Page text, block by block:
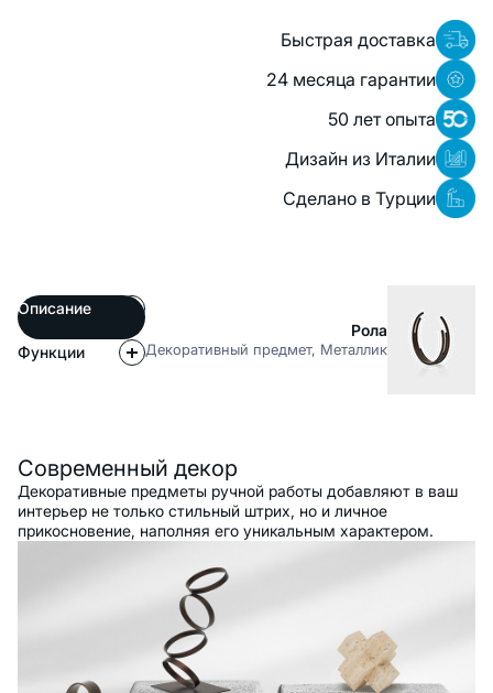
Быстрая доставка
24 месяца гарантии
50 лет опыта
Дизайн из Италии
Сделано в Турции
Описание
Функции
Рола
Декоративный предмет, Металлик
Современный декор
Декоративные предметы ручной работы добавляют в ваш
интерьер не только стильный штрих, но и личное
прикосновение, наполняя его уникальным характером.